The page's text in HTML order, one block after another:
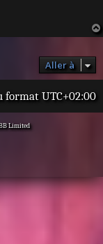
Aller à
format UTC+02:00
Limited